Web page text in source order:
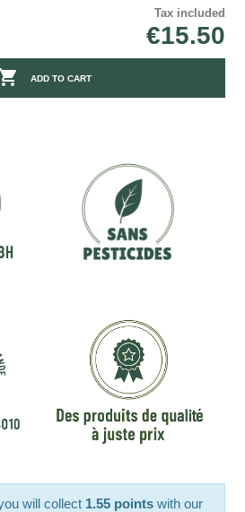
Tax included
€15.50
ADD TO CART
will collect 1.55 points with our